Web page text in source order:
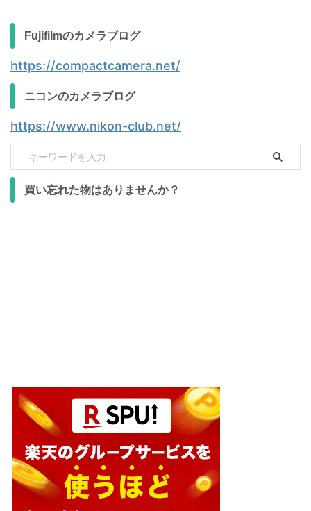
Fujifilmのカメラブログ
https://compactcamera.net/
ニコンのカメラブログ
https://www.nikon-club.net/
買い忘れた物はありませんか？